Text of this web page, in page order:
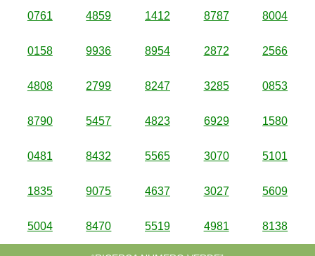
0761 4859 1412 8787 8004
0158 9936 8954 2872 2566
4808 2799 8247 3285 0853
8790 5457 4823 6929 1580
0481 8432 5565 3070 5101
1835 9075 4637 3027 5609
5004 8470 5519 4981 8138